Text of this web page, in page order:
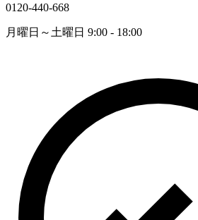
0120-440-668
月曜日～土曜日 9:00 - 18:00